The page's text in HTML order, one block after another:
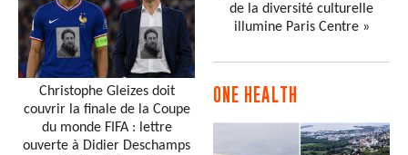
Christophe Gleizes doit
couvrir la finale de la Coupe
du monde FIFA : lettre
ouverte à Didier Deschamps
de la diversité culturelle
illumine Paris Centre »
ONE HEALTH